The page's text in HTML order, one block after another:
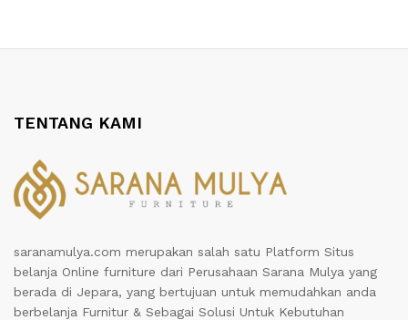
TENTANG KAMI
saranamulya.com merupakan salah satu Platform Situs
belanja Online furniture dari Perusahaan Sarana Mulya yang
berada di Jepara, yang bertujuan untuk memudahkan anda
berbelanja Furnitur & Sebagai Solusi Untuk Kebutuhan